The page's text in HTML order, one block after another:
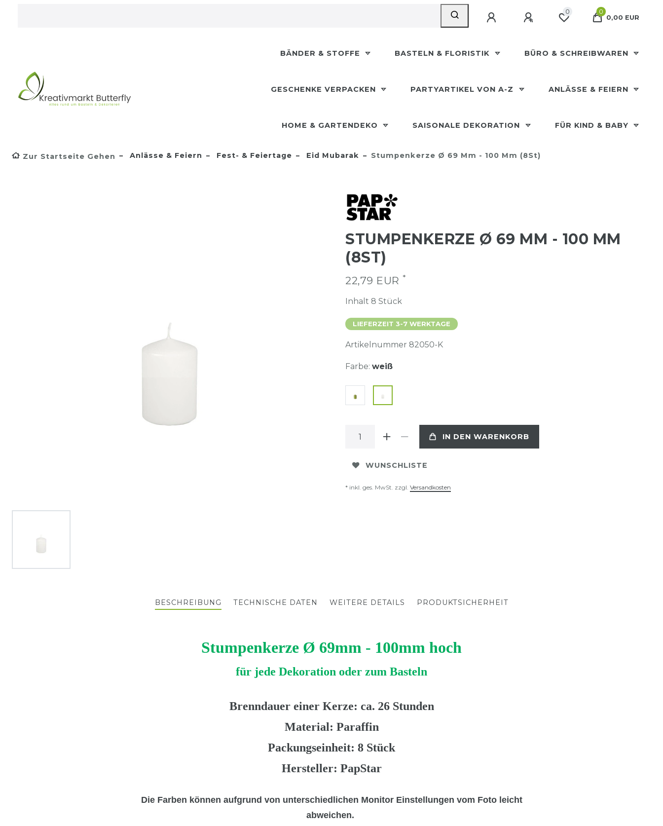
0
0
0,00 EUR
BÄNDER & STOFFE BASTELN & FLORISTIK BÜRO & SCHREIBWAREN
GESCHENKE VERPACKEN PARTYARTIKEL VON A-Z ANLÄSSE & FEIERN
HOME & GARTENDEKO SAISONALE DEKORATION FÜR KIND & BABY
Zur Startseite Gehen Anlässe & Feiern Fest- & Feiertage Eid Mubarak Stumpenkerze Ø 69 Mm - 100 Mm (8St)
STUMPENKERZE Ø 69 MM - 100 MM
(8ST)
22,79 EUR *
Inhalt 8 Stück
LIEFERZEIT 3-7 WERKTAGE
Artikelnummer 82050-K
Farbe: weiß
IN DEN WARENKORB
WUNSCHLISTE
* inkl. ges. MwSt. zzgl. Versandkosten
BESCHREIBUNG TECHNISCHE DATEN WEITERE DETAILS PRODUKTSICHERHEIT
Stumpenkerze Ø 69mm - 100mm hoch
für jede Dekoration oder zum Basteln
Brenndauer einer Kerze: ca. 26 Stunden
Material: Paraffin
Packungseinheit: 8 Stück
Hersteller: PapStar
Die Farben können aufgrund von unterschiedlichen Monitor Einstellungen vom Foto leicht
abweichen.